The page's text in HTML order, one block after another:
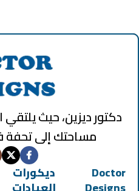
دكتور ديزين، حيث يلتقي
مساحتك إلى
Doctor ديكورات